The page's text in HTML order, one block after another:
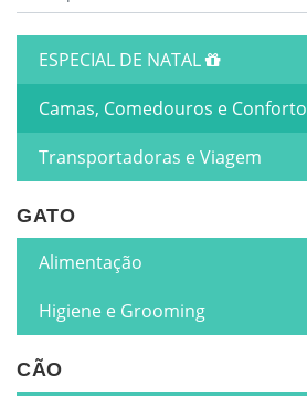
ESPECIAL DE NATAL
Camas, Comedouros e Conforto
Transportadoras e Viagem
GATO
Alimentação
Higiene e Grooming
CÃO